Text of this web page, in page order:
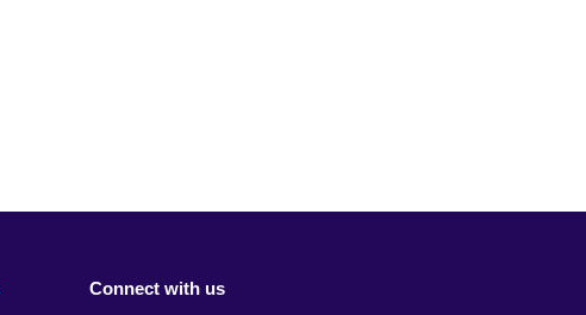
Connect with us